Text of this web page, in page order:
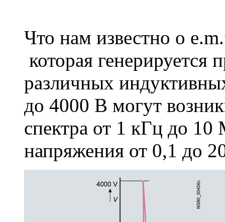
Что нам известно о
которая генерируется
различных
до 4000 В могут
спектра от 1 кГц до
напряжения от 0,1 до